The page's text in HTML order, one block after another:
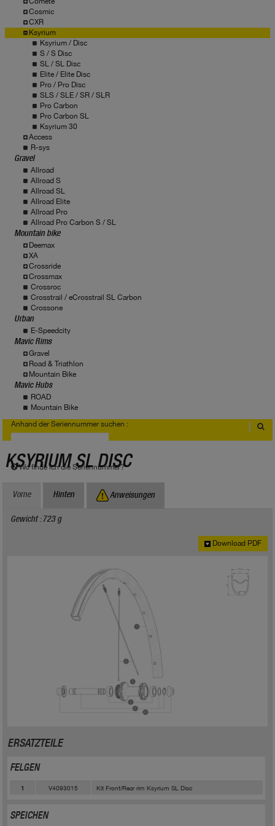
Cosmic
CXR
Ksyrium
Ksyrium / Disc
S / S Disc
SL / SL Disc
Elite / Elite Disc
Pro / Pro Disc
SLS / SLE / SR / SLR
Pro Carbon
Pro Carbon SL
Ksyrium 30
Access
R-sys
Gravel
Allroad
Allroad S
Allroad SL
Allroad Elite
Allroad Pro
Allroad Pro Carbon S / SL
Mountain bike
Deemax
XA
Crossride
Crossmax
Crossroc
Crosstrail / eCrosstrail SL Carbon
Crossone
Urban
E-Speedcity
Mavic Rims
Gravel
Road & Triathlon
Mountain Bike
Mavic Hubs
ROAD
Mountain Bike
Anhand der Seriennummer suchen :
Wo finde ich die Seriennummer?
KSYRIUM SL DISC
Vorne Hinten Anweisungen
Gewicht : 723 g
Download PDF
ERSATZTEILE
FELGEN
1 V4093015 Kit Front/Rear rim Ksyrium SL Disc
SPEICHEN